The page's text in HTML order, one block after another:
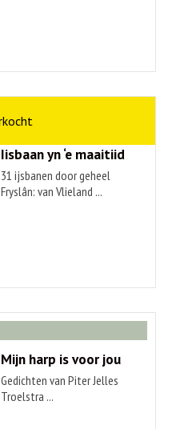
Iisbaan yn ‘e maaitiid
31 ijsbanen door geheel
Fryslân: van Vlieland ...
Mijn harp is voor jou
Gedichten van Piter Jelles
Troelstra ...